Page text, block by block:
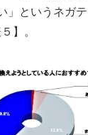
」というネガ
】。